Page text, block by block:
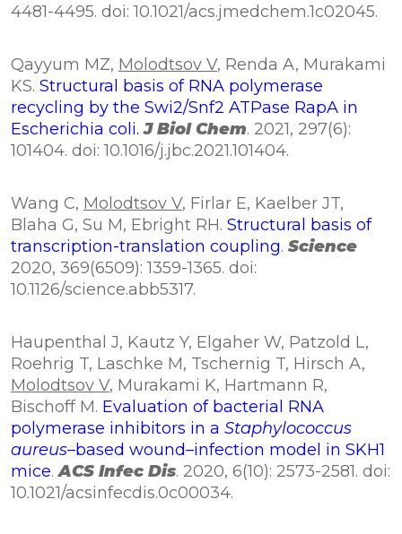
4481-4495. doi: 10.1021/acs.jmedchem.1c02045.
Qayyum MZ, Molodtsov V, Renda A, Murakami
KS. Structural basis of RNA polymerase
recycling by the Swi2/Snf2 ATPase RapA in
Escherichia coli. J Biol Chem. 2021, 297(6):
101404. doi: 10.1016/j.jbc.2021.101404.
Wang C, Molodtsov V, Firlar E, Kaelber JT,
Blaha G, Su M, Ebright RH. Structural basis of
transcription-translation coupling.Science
2020, 369(6509): 1359-1365. doi:
10.1126/science.abb5317.
Haupenthal J, Kautz Y, Elgaher W, Patzold L,
Roehrig T, Laschke M, Tschernig T, Hirsch A,
Molodtsov V, Murakami K, Hartmann R,
Bischoff M. Evaluation of bacterial RNA
polymerase inhibitors in a Staphylococcus
aureus–based wound–infection model in SKH1
mice.ACS Infec Dis. 2020, 6(10): 2573-2581. doi:
10.1021/acsinfecdis.0c00034.